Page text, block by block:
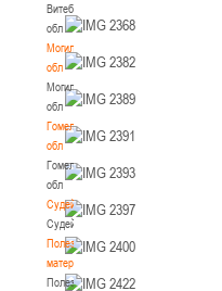
Витебская
обл
Могилевская
обл
Могилевская
обл
Гомельская
обл
Гомельская
обл
Судейство
Судейство
Полезные
материалы
Полезные